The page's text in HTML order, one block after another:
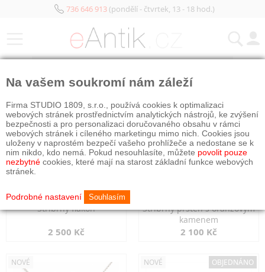
736 646 913(pondělí - čtvrtek, 13 - 18 hod.)
Stříbrný flakon
2 500 Kč
Stříbrný prsten s oranžovým
kamenem
2 100 Kč
NOVÉ NOVÉ OBJEDNÁNO
Na vašem soukromí nám záleží
Firma STUDIO 1809, s.r.o., používá cookies k optimalizaci
webových stránek prostřednictvím analytických nástrojů, ke zvýšení
bezpečnosti a pro personalizaci doručovaného obsahu v rámci
webových stránek i cíleného marketingu mimo nich. Cookies jsou
uloženy v naprostém bezpečí vašeho prohlížeče a nedostane se k
nim nikdo, kdo nemá. Pokud nesouhlasíte, můžete povolit pouze
nezbytné cookies, které mají na starost základní funkce webových
stránek.
Podrobné nastavení Souhlasím